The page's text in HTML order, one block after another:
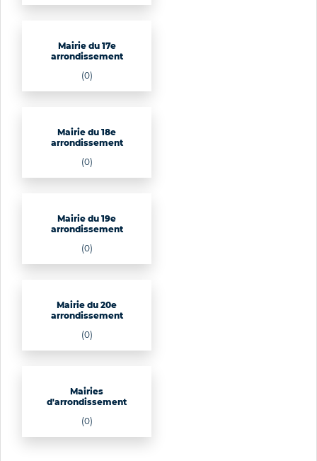
Mairie du 17e
arrondissement
(0)
Mairie du 18e
arrondissement
(0)
Mairie du 19e
arrondissement
(0)
Mairie du 20e
arrondissement
(0)
Mairies
d'arrondissement
(0)